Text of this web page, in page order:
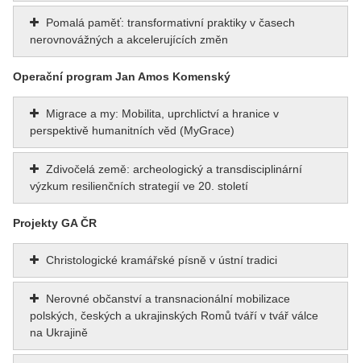
Pomalá paměť: transformativní praktiky v časech
nerovnovážných a akcelerujících změn
Operační program Jan Amos Komenský
Migrace a my: Mobilita, uprchlictví a hranice v
perspektivě humanitních věd (MyGrace)
Zdivočelá země: archeologický a transdisciplinární
výzkum resilienčních strategií ve 20. století
Projekty GA ČR
Christologické kramářské písně v ústní tradici
Nerovné občanství a transnacionální mobilizace
polských, českých a ukrajinských Romů tváří v tvář válce
na Ukrajině